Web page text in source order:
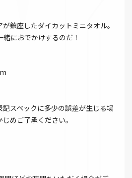
鎮座したダイカットミニタオル。
におでかけするのだ！
記スペックに多少の誤差が生じる場
めご了承ください。